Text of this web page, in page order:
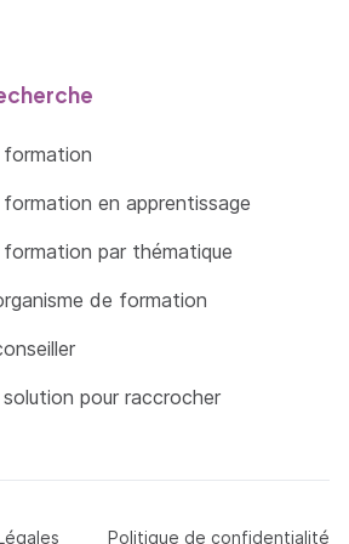
formation
formation en apprentissage
formation par thématique
de formation
solution pour raccrocher
de page Politique de confidentialité